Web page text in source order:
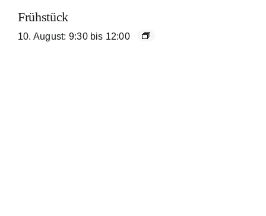
Frühstück
10. August: 9:30 bis 12:00